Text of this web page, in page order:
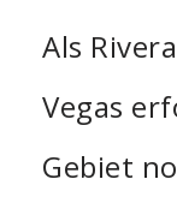
Als
Vegas
Gebiet